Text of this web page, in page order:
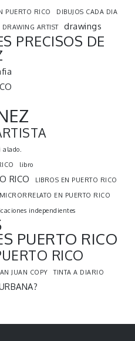
PUERTO RICO
DIBUJOS CADA DIA
DRAWING ARTIST drawings
PRECISOS DE
libro
RICO
LIBROS EN PUERTO RICO
MICRORRELATO EN PUERTO RICO
independientes
PUERTO RICO
RICO
JUAN COPY
TINTA A DIARIO